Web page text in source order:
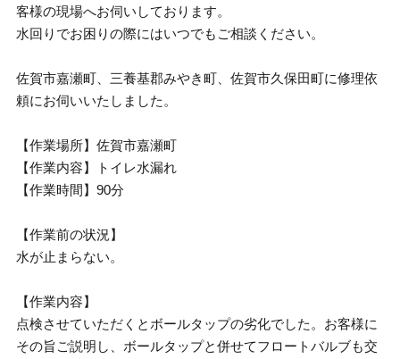
客様の現場へお伺いしております。
水回りでお困りの際にはいつでもご相談ください。
佐賀市嘉瀬町、三養基郡みやき町、佐賀市久保田町に修理依
頼にお伺いいたしました。
【作業場所】佐賀市嘉瀬町
【作業内容】トイレ水漏れ
【作業時間】90分
【作業前の状況】
水が止まらない。
【作業内容】
点検させていただくとボールタップの劣化でした。お客様に
その旨ご説明し、ボールタップと併せてフロートバルブも交